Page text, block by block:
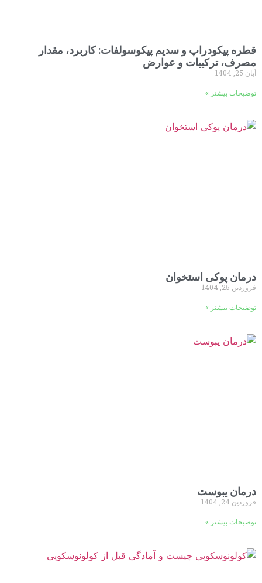
قطره پیکودراپ و سدیم پیکوسولفات: کاربرد، مقدار
مصرف، ترکیبات و عوارض
آبان 25, 1404
توضیحات بیشتر »
درمان پوکی استخوان
فروردین 25, 1404
توضیحات بیشتر »
درمان یبوست
فروردین 24, 1404
توضیحات بیشتر »